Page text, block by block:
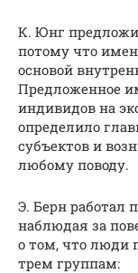
К. Юнг
потому что
основой
Предложенное
индивидов на
определило
субъектов и
любому поводу.
Э. Берн работал
наблюдая за
о том, что люди
трем группам: